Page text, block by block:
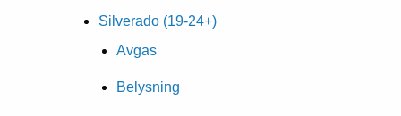
Silverado (19-24+)
Avgas
Belysning